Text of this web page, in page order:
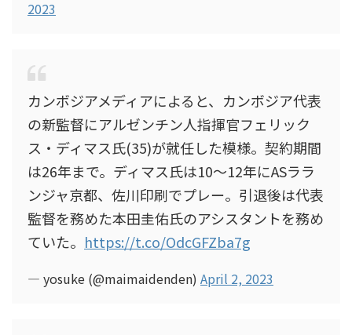
2023
カンボジアメディアによると、カンボジア代表
の新監督にアルゼンチン人指揮官フェリック
ス・ディマス氏(35)が就任した模様。契約期間
は26年まで。ディマス氏は10〜12年にASララ
ンジャ京都、佐川印刷でプレー。引退後は代表
監督を務めた本田圭佑氏のアシスタントを務め
ていた。 https://t.co/OdcGFZba7g
— yosuke (@maimaidenden) April 2, 2023